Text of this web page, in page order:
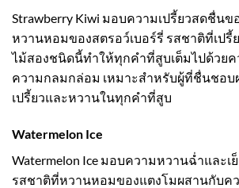
Strawberry Kiwi มอบความเปรี้ยวสดชื่น
หวานหอมของสตรอว์เบอร์รี่ รสชาติที่เป
ไม้สองชนิดนี้ทำให้ทุกคำที่สูบเต็มไปด้วยค
ความกลมกล่อม เหมาะสำหรับผู้ที่ชื่นชอบ
เปรี้ยวและหวานในทุกคำที่สูบ
Watermelon Ice
Watermelon Ice มอบความหวานฉ่ำและ
รสชาติที่หวานหอมของแตงโมผสานกับค